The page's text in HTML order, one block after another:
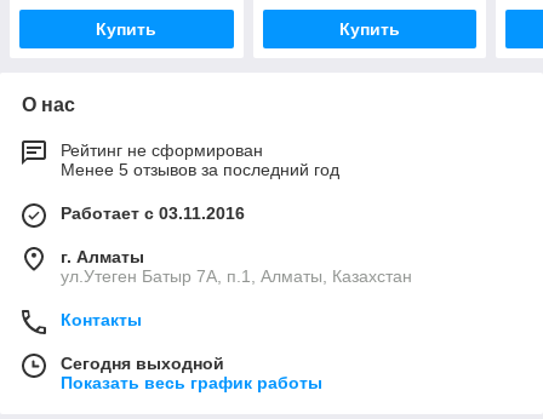
Купить Купить
О нас
Рейтинг не сформирован
Менее 5 отзывов за последний год
Работает с 03.11.2016
г. Алматы
ул.Утеген Батыр 7А, п.1, Алматы, Казахстан
Контакты
Сегодня выходной
Показать весь график работы